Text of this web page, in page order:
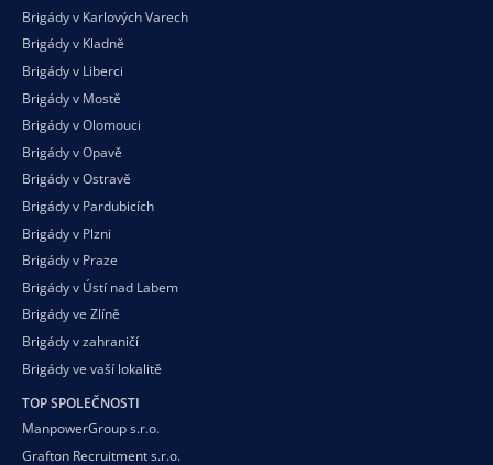
Brigády v Karlových Varech
Brigády v Kladně
Brigády v Liberci
Brigády v Mostě
Brigády v Olomouci
Brigády v Opavě
Brigády v Ostravě
Brigády v Pardubicích
Brigády v Plzni
Brigády v Praze
Brigády v Ústí nad Labem
Brigády ve Zlíně
Brigády v zahraničí
Brigády ve vaší lokalitě
TOP SPOLEČNOSTI
ManpowerGroup s.r.o.
Grafton Recruitment s.r.o.